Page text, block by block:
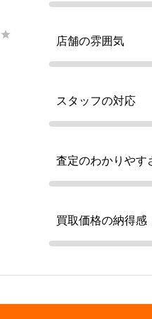

店舗の雰囲気
スタッフの対応
査定のわかりやす
買取価格の納得感